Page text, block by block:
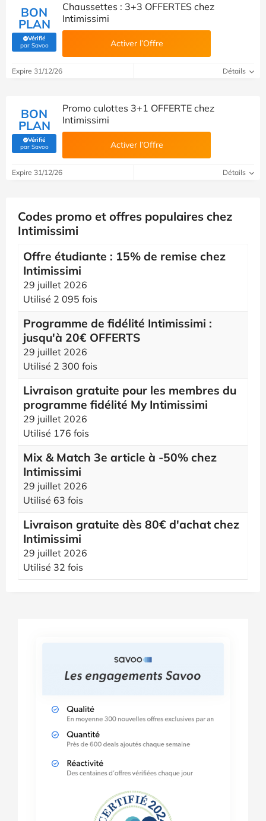
BON
PLAN
Vérifié
par Savoo(Vérifié par Savoo)
Chaussettes : 3+3 OFFERTES chez
Intimissimi
Activer l’Offre
Expire 31/12/26 Détails
BON
PLAN
Vérifié
par Savoo(Vérifié par Savoo)
Promo culottes 3+1 OFFERTE chez
Intimissimi
Activer l’Offre
Expire 31/12/26 Détails
Codes promo et offres populaires chez
Intimissimi
Offre étudiante : 15% de remise chez
Intimissimi
29 juillet 2026
Utilisé 2 095 fois
Programme de fidélité Intimissimi :
jusqu'à 20€ OFFERTS
29 juillet 2026
Utilisé 2 300 fois
Livraison gratuite pour les membres du
programme fidélité My Intimissimi
29 juillet 2026
Utilisé 176 fois
Mix & Match 3e article à -50% chez
Intimissimi
29 juillet 2026
Utilisé 63 fois
Livraison gratuite dès 80€ d'achat chez
Intimissimi
29 juillet 2026
Utilisé 32 fois